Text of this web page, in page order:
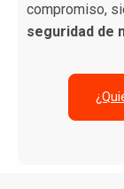
compromiso,
seguridad de